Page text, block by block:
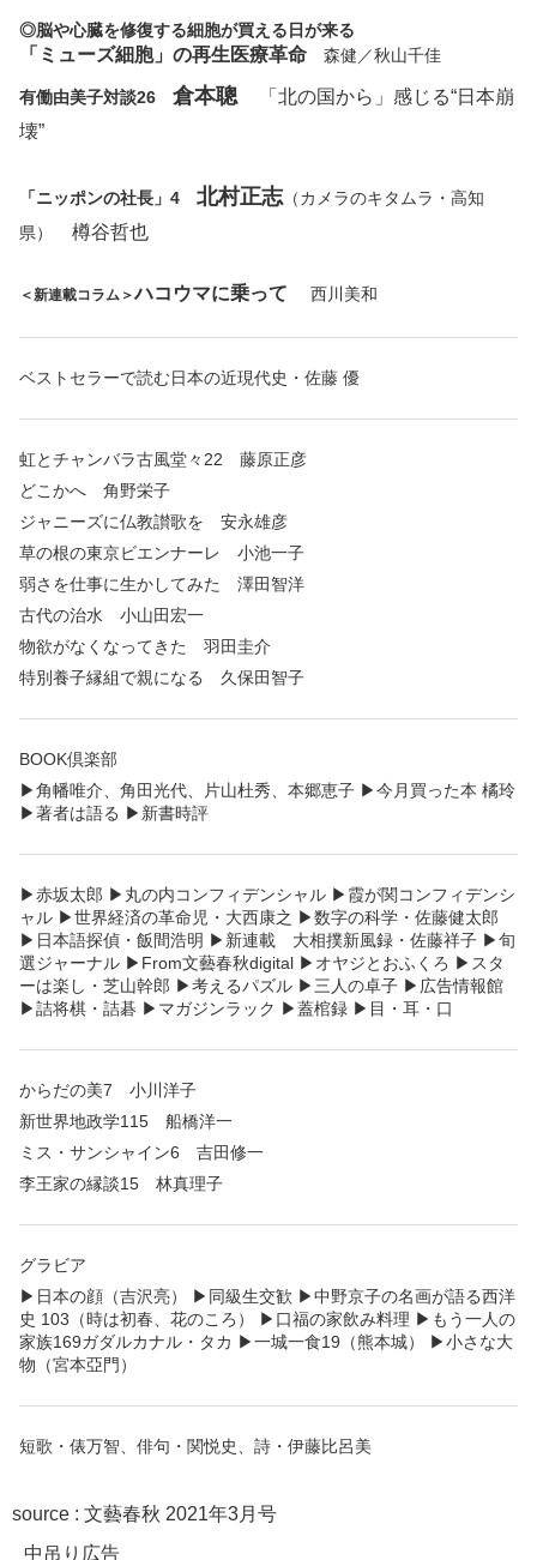
◎脳や心臓を修復する細胞が買える日が来る
「ミューズ細胞」の再生医療革命 森健／秋山千佳
有働由美子対談26 倉本聰
「北の国から」感じる“日本崩
壊”
「ニッポンの社長」4 北村正志 （カメラのキタムラ・高知
県）
樽谷哲也
＜新連載コラム＞ハコウマに乗って 西川美和
ベストセラーで読む日本の近現代史・佐藤 優
虹とチャンバラ古風堂々22 藤原正彦
どこかへ 角野栄子
ジャニーズに仏教讃歌を 安永雄彦
草の根の東京ビエンナーレ 小池一子
弱さを仕事に生かしてみた 澤田智洋
古代の治水 小山田宏一
物欲がなくなってきた 羽田圭介
特別養子縁組で親になる 久保田智子
BOOK倶楽部
▶︎角幡唯介、角田光代、片山杜秀、本郷恵子 ▶︎今月買った本 橘玲
▶︎著者は語る ▶︎新書時評
▶︎赤坂太郎 ▶︎丸の内コンフィデンシャル ▶︎霞が関コンフィデンシ
ャル ▶︎世界経済の革命児・大西康之 ▶︎数字の科学・佐藤健太郎
▶︎日本語探偵・飯間浩明 ▶︎新連載 大相撲新風録・佐藤祥子 ▶︎旬
選ジャーナル ▶︎From文藝春秋digital ▶︎オヤジとおふくろ ▶︎スタ
ーは楽し・芝山幹郎 ▶︎考えるパズル ▶︎三人の卓子 ▶︎広告情報館
▶︎詰将棋・詰碁 ▶︎マガジンラック ▶︎蓋棺録 ▶︎目・耳・口
からだの美7 小川洋子
新世界地政学115 船橋洋一
ミス・サンシャイン6 吉田修一
李王家の縁談15 林真理子
グラビア
▶︎日本の顔（吉沢亮） ▶︎同級生交歓 ▶︎中野京子の名画が語る西洋
史 103（時は初春、花のころ） ▶︎口福の家飲み料理 ▶︎もう一人の
家族169ガダルカナル・タカ ▶︎一城一食19（熊本城） ▶︎小さな大
物（宮本亞門）
短歌・俵万智、俳句・関悦史、詩・伊藤比呂美
source : 文藝春秋 2021年3月号
中吊り広告